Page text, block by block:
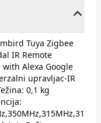
Tuya Zigbee
IR Remote
Alexa Google
upravljac-IR
0,1 kg